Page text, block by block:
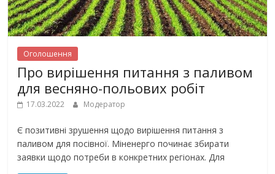
Оголошення
Про вирішення питання з паливом
для весняно-польових робіт
17.03.2022 Модератор
Є позитивні зрушення щодо вирішення питання з
паливом для посівної. Міненерго починає збирати
заявки щодо потреби в конкретних регіонах. Для